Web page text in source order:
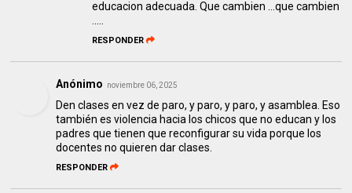
educacion adecuada. Que cambien ...que cambien
.....
RESPONDER
Anónimo noviembre 06, 2025
Den clases en vez de paro, y paro, y paro, y asamblea. Eso
también es violencia hacia los chicos que no educan y los
padres que tienen que reconfigurar su vida porque los
docentes no quieren dar clases.
RESPONDER